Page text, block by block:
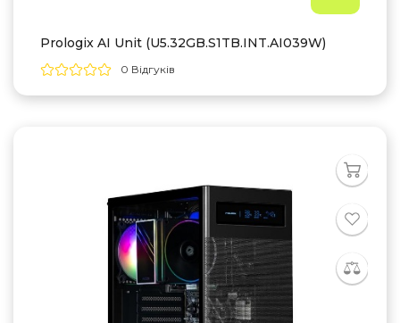
Prologix AI Unit (U5.32GB.S1TB.INT.AI039W)
0 Відгуків